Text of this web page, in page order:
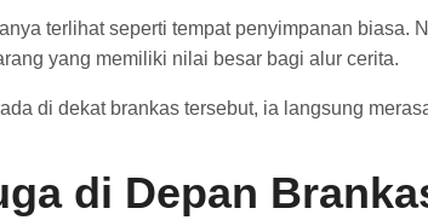
terlihat seperti tempat penyimpanan biasa.
yang memiliki nilai besar bagi alur cerita.
di dekat brankas tersebut, ia langsung
di Depan